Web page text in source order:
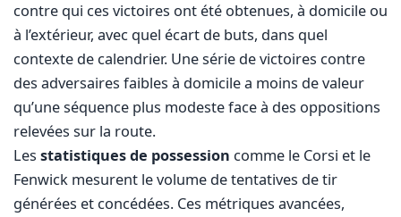
contre qui ces victoires ont été obtenues, à domicile ou
à l’extérieur, avec quel écart de buts, dans quel
contexte de calendrier. Une série de victoires contre
des adversaires faibles à domicile a moins de valeur
qu’une séquence plus modeste face à des oppositions
relevées sur la route.
Les statistiques de possession comme le Corsi et le
Fenwick mesurent le volume de tentatives de tir
générées et concédées. Ces métriques avancées,